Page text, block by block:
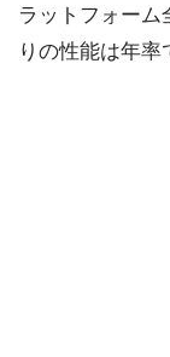
ラットフォーム
りの性能は年率